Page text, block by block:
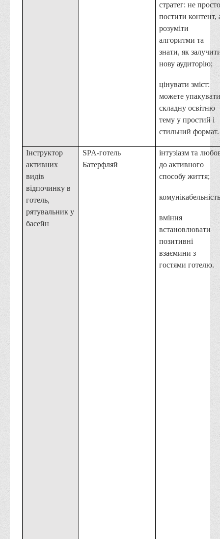
стратег: не просто
постити контент,
розуміти
алгоритми та
знати, як
нову аудиторію;
цінувати зміст:
можете упакувати
складну освітню
тему у простий і
стильний формат.
Інструктор
активних
видів
відпочинку в
готель,
рятувальник у
басейн
SPA-готель
Батерфляй
інтузіазм та
до активного
способу життя;
вміння
встановлювати
позитивні
взаємини з
гостями готелю.